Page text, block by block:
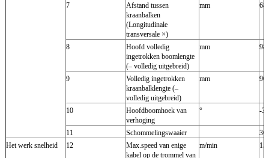
7
Afstand tussen
kraanbalken
(Longitudinale
transversale ×)
mm
8
Hoofd volledig
ingetrokken boomlengte
(– volledig uitgebreid)
mm
9
Volledig ingetrokken
kraanbalklengte (–
volledig uitgebreid)
mm
10
Hoofdboomhoek van
verhoging
° -
11 Schommelingswaaier
Het werk snelheid
12
Max.speed van enige
kabel op de trommel van
m/min